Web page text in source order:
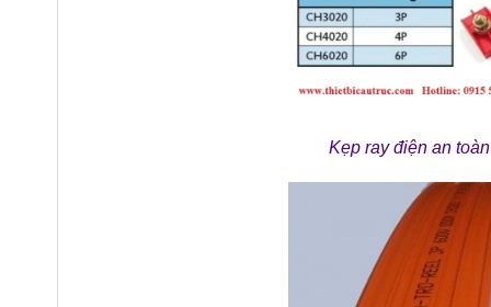
Kẹp ray điện an